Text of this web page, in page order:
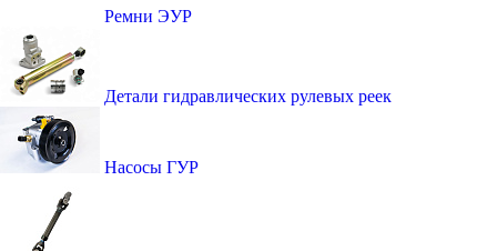
Ремни ЭУР
Детали гидравлических рулевых реек
Насосы ГУР